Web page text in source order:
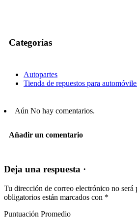
Categorías
Autopartes
Tienda de repuestos para
Aún No hay comentarios.
Añadir un comentario
Deja una respuesta ·
Tu dirección de correo electrónico no será
obligatorios están marcados con *
Puntuación Promedio